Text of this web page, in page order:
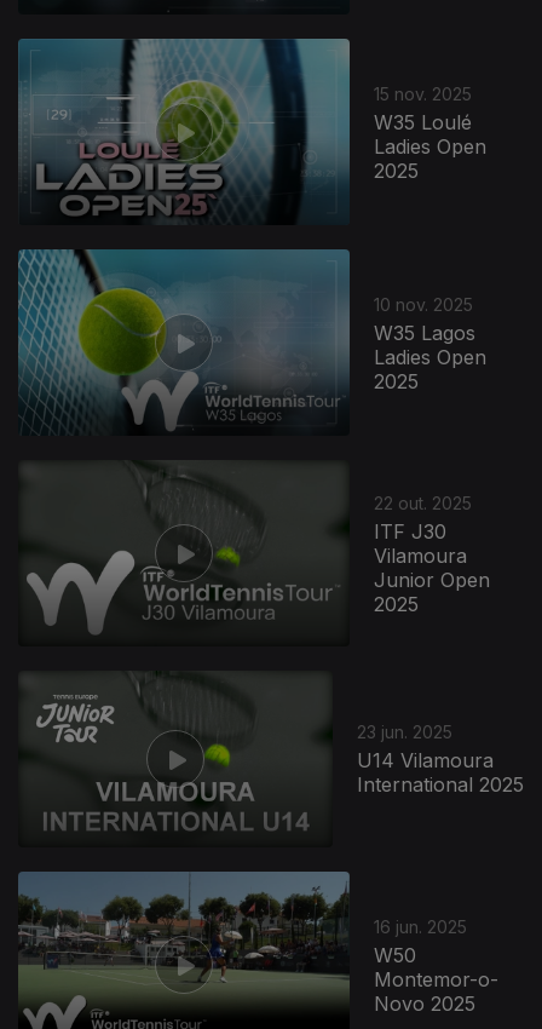
15 nov. 2025
W35 Loulé
Ladies Open
2025
10 nov. 2025
W35 Lagos
Ladies Open
2025
22 out. 2025
ITF J30
Vilamoura
Junior Open
2025
23 jun. 2025
U14 Vilamoura
International 2025
16 jun. 2025
W50
Montemor-o-
Novo 2025